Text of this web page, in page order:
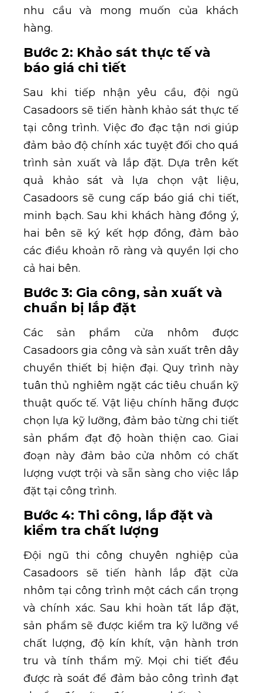
nhu cầu và mong muốn của khách
hàng.
Bước 2: Khảo sát thực tế và
báo giá chi tiết
Sau khi tiếp nhận yêu cầu, đội ngũ
Casadoors sẽ tiến hành khảo sát thực tế
tại công trình. Việc đo đạc tận nơi giúp
đảm bảo độ chính xác tuyệt đối cho quá
trình sản xuất và lắp đặt. Dựa trên kết
quả khảo sát và lựa chọn vật liệu,
Casadoors sẽ cung cấp báo giá chi tiết,
minh bạch. Sau khi khách hàng đồng ý,
hai bên sẽ ký kết hợp đồng, đảm bảo
các điều khoản rõ ràng và quyền lợi cho
cả hai bên.
Bước 3: Gia công, sản xuất và
chuẩn bị lắp đặt
Các sản phẩm cửa nhôm được
Casadoors gia công và sản xuất trên dây
chuyền thiết bị hiện đại. Quy trình này
tuân thủ nghiêm ngặt các tiêu chuẩn kỹ
thuật quốc tế. Vật liệu chính hãng được
chọn lựa kỹ lưỡng, đảm bảo từng chi tiết
sản phẩm đạt độ hoàn thiện cao. Giai
đoạn này đảm bảo cửa nhôm có chất
lượng vượt trội và sẵn sàng cho việc lắp
đặt tại công trình.
Bước 4: Thi công, lắp đặt và
kiểm tra chất lượng
Đội ngũ thi công chuyên nghiệp của
Casadoors sẽ tiến hành lắp đặt cửa
nhôm tại công trình một cách cẩn trọng
và chính xác. Sau khi hoàn tất lắp đặt,
sản phẩm sẽ được kiểm tra kỹ lưỡng về
chất lượng, độ kín khít, vận hành trơn
tru và tính thẩm mỹ. Mọi chi tiết đều
được rà soát để đảm bảo công trình đạt